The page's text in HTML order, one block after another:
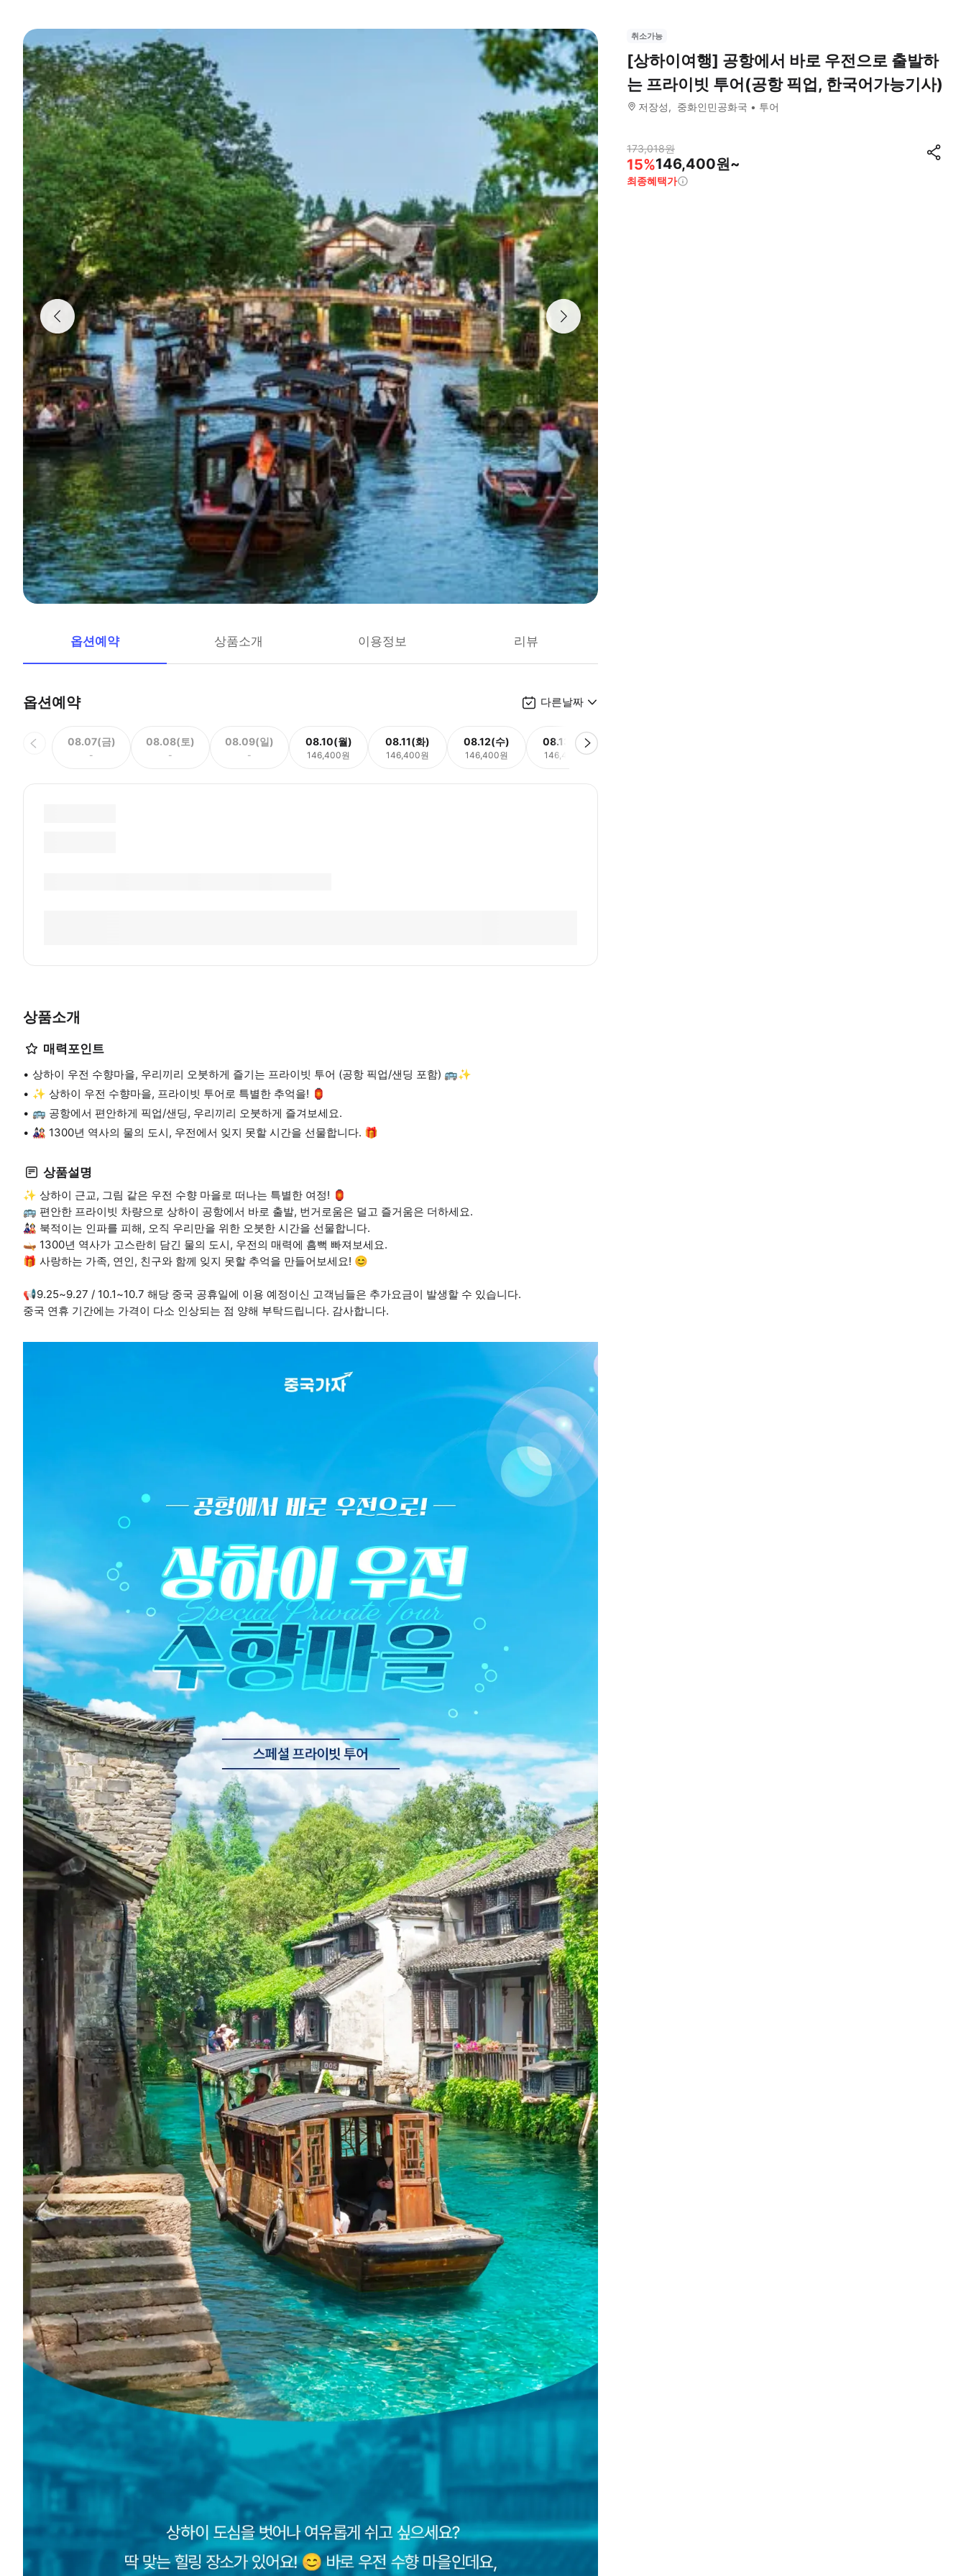
옵션예약 상품소개 이용정보 리뷰
옵션예약 다른날짜
08.07(금)
-
08.08(토)
-
08.09(일)
-
08.10(월)
146,400원
08.11(화)
146,400원
08.12(수)
146,400원
08.13(목)
146,400원
상품소개
매력포인트
상하이 우전 수향마을, 우리끼리 오붓하게 즐기는 프라이빗 투어 (공항 픽업/샌딩 포함) 🚌✨
✨ 상하이 우전 수향마을, 프라이빗 투어로 특별한 추억을! 🏮
🚌 공항에서 편안하게 픽업/샌딩, 우리끼리 오붓하게 즐겨보세요.
🎎 1300년 역사의 물의 도시, 우전에서 잊지 못할 시간을 선물합니다. 🎁
상품설명
✨ 상하이 근교, 그림 같은 우전 수향 마을로 떠나는 특별한 여정! 🏮
🚌 편안한 프라이빗 차량으로 상하이 공항에서 바로 출발, 번거로움은 덜고 즐거움은 더하세요.
🎎 북적이는 인파를 피해, 오직 우리만을 위한 오붓한 시간을 선물합니다.
🛶 1300년 역사가 고스란히 담긴 물의 도시, 우전의 매력에 흠뻑 빠져보세요.
🎁 사랑하는 가족, 연인, 친구와 함께 잊지 못할 추억을 만들어보세요! 😊
📢9.25~9.27 / 10.1~10.7 해당 중국 공휴일에 이용 예정이신 고객님들은 추가요금이 발생할 수 있습니다.
중국 연휴 기간에는 가격이 다소 인상되는 점 양해 부탁드립니다. 감사합니다.
취소가능
[상하이여행] 공항에서 바로 우전으로 출발하
는 프라이빗 투어(공항 픽업, 한국어가능기사)
저장성 중화인민공화국 투어
173,018원
15%146,400원~
최종혜택가